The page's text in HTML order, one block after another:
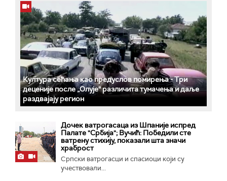
Култура сећања као предуслов помирења ­- Три
деценије после „Олује“ различита тумачења и даље
раздвајају регион
Дочек ватрогасаца из Шпаније испред
Палате "Србија"; Вучић: Победили сте
ватрену стихију, показали шта значи
храброст
Српски ватрогасци и спасиоци који су
учествовали...